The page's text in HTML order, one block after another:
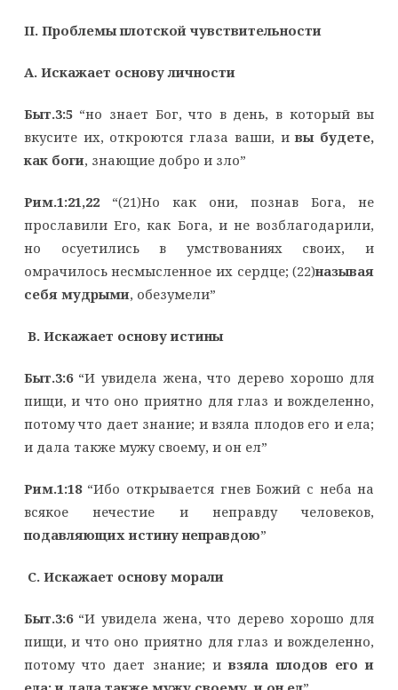
II. Проблемы плотской чувствительности
A. Искажает основу личности
Быт.3:5“но знает Бог, что в день, в который вы
вкусите их, откроются глаза ваши, ивы будете,
как боги, знающие добро и зло”
Рим.1:21,22 “(21)Но как они, познав Бога, не
прославили Его, как Бога, и не возблагодарили,
но осуетились в умствованиях своих, и
омрачилось несмысленное их сердце; (22)называя
себя мудрыми, обезумели”
B. Искажает основу истины
Быт.3:6“И увидела жена, что дерево хорошо для
пищи, и что оно приятно для глаз и вожделенно,
потому что дает знание; и взяла плодов его и ела;
и дала также мужу своему, и он ел”
Рим.1:18“Ибо открывается гнев Божий с неба на
всякое нечестие и неправду человеков,
подавляющих истину неправдою”
C. Искажает основу морали
Быт.3:6“И увидела жена, что дерево хорошо для
пищи, и что оно приятно для глаз и вожделенно,
потому что дает знание; ивзяла плодов его и